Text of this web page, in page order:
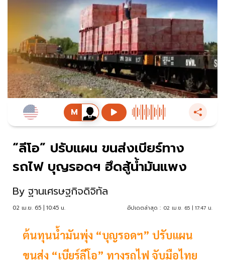
“ลีโอ” ปรับแผน ขนส่งเบียร์ทาง
รถไฟ บุญรอดฯ ฮึดสู้น้ำมันแพง
By ฐานเศรษฐกิจดิจิทัล
02 เม.ย. 65 | 10:45 น. อัปเดตล่าสุด : 02 เม.ย. 65 | 17:47 น.
ต้นทุนน้ำมันพุ่ง “บุญรอดฯ” ปรับแผน
ขนส่ง “เบียร์ลีโอ” ทางรถไฟ จับมือไทย